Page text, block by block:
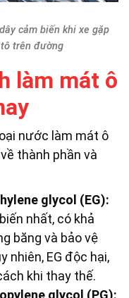
cảm biến khi xe gặp
trên đường
làm mát ô
nước làm mát ô
thành phần và
glycol (EG):
nhất, có khả
băng và bảo vệ
nhiên, EG độc hại,
khi thay thế.
glycol (PG):